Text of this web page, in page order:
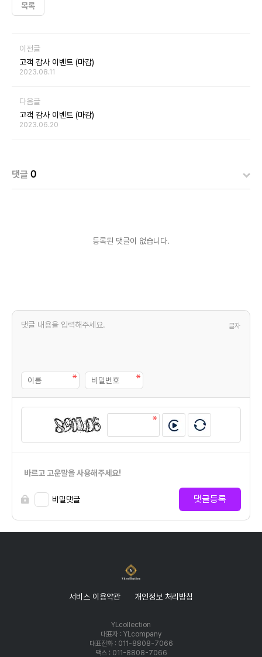
목록
이전글
고객 감사 이벤트 (마감)
2023.08.11
다음글
고객 감사 이벤트 (마감)
2023.06.20
댓글 0
등록된 댓글이 없습니다.
글자
바르고 고운말을 사용해주세요!
비밀댓글 댓글등록
서비스 이용약관 개인정보 처리방침
YLcollection
대표자 : YLcompany
대표전화 : 011-8808-7066
팩스 : 011-8808-7066